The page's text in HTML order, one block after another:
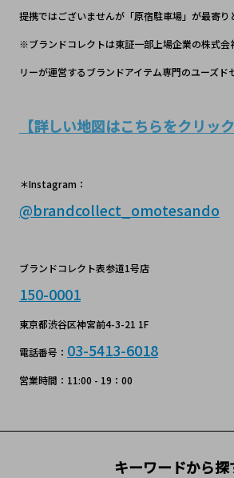
提携ではございませんが「原宿駐車場」が最寄り
※ブランドコレクトは東証一部上場企業の株式会
リーが運営するブランドアイテム専門のユーズド
【詳しい地図はこちらをクリック
＊Instagram：
@brandcollect_omotesando
ブランドコレクト表参道1号店
150-0001
東京都渋谷区神宮前4-3-21 1F
電話番号： 03-5413-6018
営業時間：11:00 - 19：00
キーワードから探